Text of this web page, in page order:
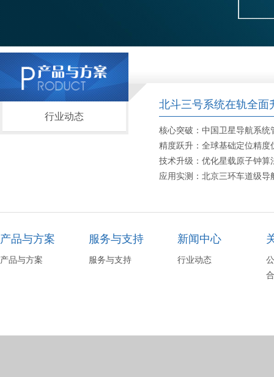
行业动态
北斗三号系统在轨全面
核心突破：中国卫星导航系统
精度跃升：全球基础定位精度
技术升级：优化星载原子钟
应用实测：北京三环车道级
产品与方案
产品与方案
服务与支持
服务与支持
新闻中心
行业动态